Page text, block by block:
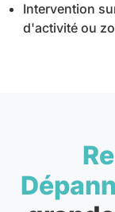
Intervention
d'activité ou